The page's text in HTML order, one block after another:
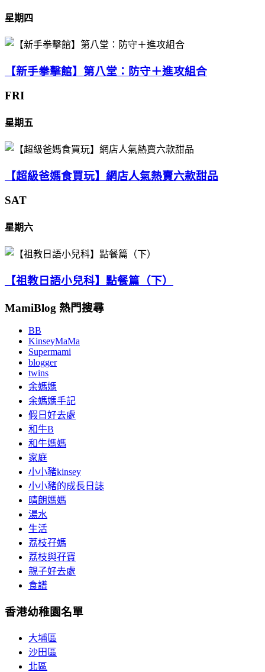
星期四
【新手拳擊館】第八堂：防守＋進攻組合
FRI
星期五
【超級爸媽食買玩】網店人氣熱賣六款甜品
SAT
星期六
【祖教日語小兒科】點餐篇（下）
MamiBlog 熱門搜尋
BB
KinseyMaMa
Supermami
blogger
twins
余媽媽
余媽媽手記
假日好去處
和牛B
和牛媽媽
家庭
小小豬kinsey
小小豬的成長日誌
晴朗媽媽
湯水
生活
荔枝孖媽
荔枝與孖寶
親子好去處
食譜
香港幼稚園名單
大埔區
沙田區
北區